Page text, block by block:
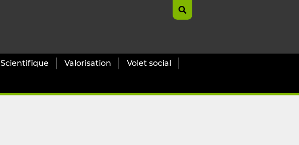
Scientifique Valorisation Volet social